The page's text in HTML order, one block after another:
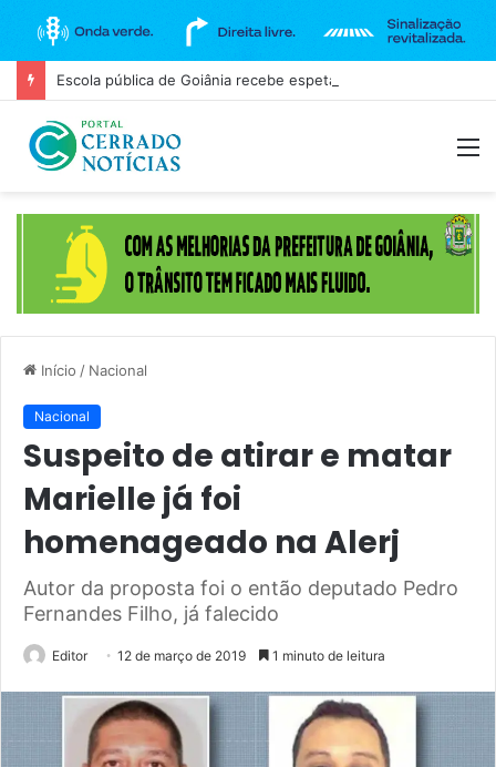
Início / Nacional
Nacional
Suspeito de atirar e matar
Marielle já foi
homenageado na Alerj
Autor da proposta foi o então deputado Pedro
Fernandes Filho, já falecido
Editor 12 de março de 2019 1 minuto de leitura